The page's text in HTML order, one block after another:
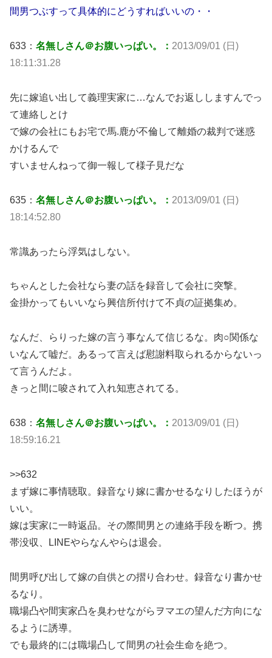
間男つぶすって具体的にどうすればいいの・・
633： 名無しさん＠お腹いっぱい。： 2013/09/01 (日)
18:11:31.28
先に嫁追い出して義理実家に…なんでお返ししますんでっ
て連絡しとけ
で嫁の会社にもお宅で馬.鹿が不倫して離婚の裁判で迷惑
かけるんで
すいませんねって御一報して様子見だな
635： 名無しさん＠お腹いっぱい。： 2013/09/01 (日)
18:14:52.80
常識あったら浮気はしない。
ちゃんとした会社なら妻の話を録音して会社に突撃。
金掛かってもいいなら興信所付けて不貞の証拠集め。
なんだ、らりった嫁の言う事なんて信じるな。肉○関係な
いなんて嘘だ。あるって言えば慰謝料取られるからないっ
て言うんだよ。
きっと間に唆されて入れ知恵されてる。
638： 名無しさん＠お腹いっぱい。： 2013/09/01 (日)
18:59:16.21
>>632
まず嫁に事情聴取。録音なり嫁に書かせるなりしたほうが
いい。
嫁は実家に一時返品。その際間男との連絡手段を断つ。携
帯没収、LINEやらなんやらは退会。
間男呼び出して嫁の自供との摺り合わせ。録音なり書かせ
るなり。
職場凸や間実家凸を臭わせながらヲマエの望んだ方向にな
るように誘導。
でも最終的には職場凸して間男の社会生命を絶つ。